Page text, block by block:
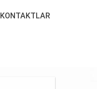
KONTAKTLAR